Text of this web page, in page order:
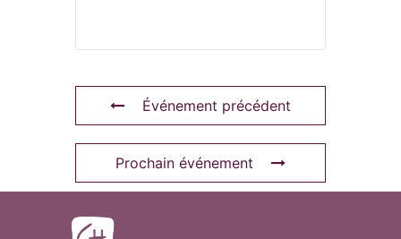
Événement précédent
Prochain événement